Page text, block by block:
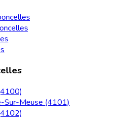
Sur-Meuse (4101)